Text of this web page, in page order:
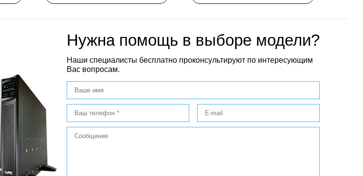
Нужна помощь в выборе модели?
Наши специалисты бесплатно проконсультируют по интересующим
Вас вопросам.